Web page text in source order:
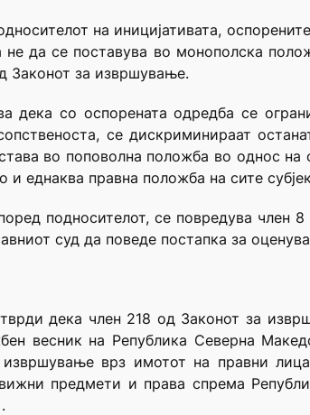
на иницијативата,
не да се поставува во монополска
Законот за извршување.
дека со оспорената одредба се
се дискриминираат
во поповолна положба во однос на
и еднаква правна положба на сите
подносителот, се повредува член
суд да поведе постапка за
дека член 218 од Законот за
весник на Република Северна
врз имотот на правни
предмети и права спрема